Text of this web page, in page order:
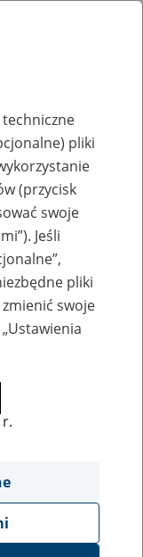
pracy
pliki
(przycisk
swoje
Jeśli
pliki
swoje